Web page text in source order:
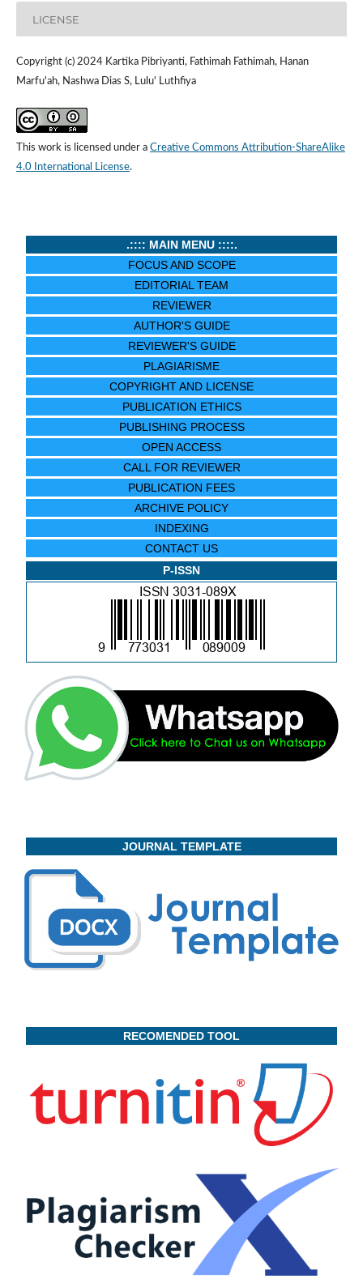
LICENSE
Copyright (c) 2024 Kartika Pibriyanti, Fathimah Fathimah, Hanan
Marfu'ah, Nashwa Dias S, Lulu' Luthfiya
This work is licensed under a Creative Commons Attribution-ShareAlike
4.0 International License.
.:::: MAIN MENU ::::.
FOCUS AND SCOPE
EDITORIAL TEAM
REVIEWER
AUTHOR'S GUIDE
REVIEWER'S GUIDE
PLAGIARISME
COPYRIGHT AND LICENSE
PUBLICATION ETHICS
PUBLISHING PROCESS
OPEN ACCESS
CALL FOR REVIEWER
PUBLICATION FEES
ARCHIVE POLICY
INDEXING
CONTACT US
P-ISSN
JOURNAL TEMPLATE
RECOMENDED TOOL